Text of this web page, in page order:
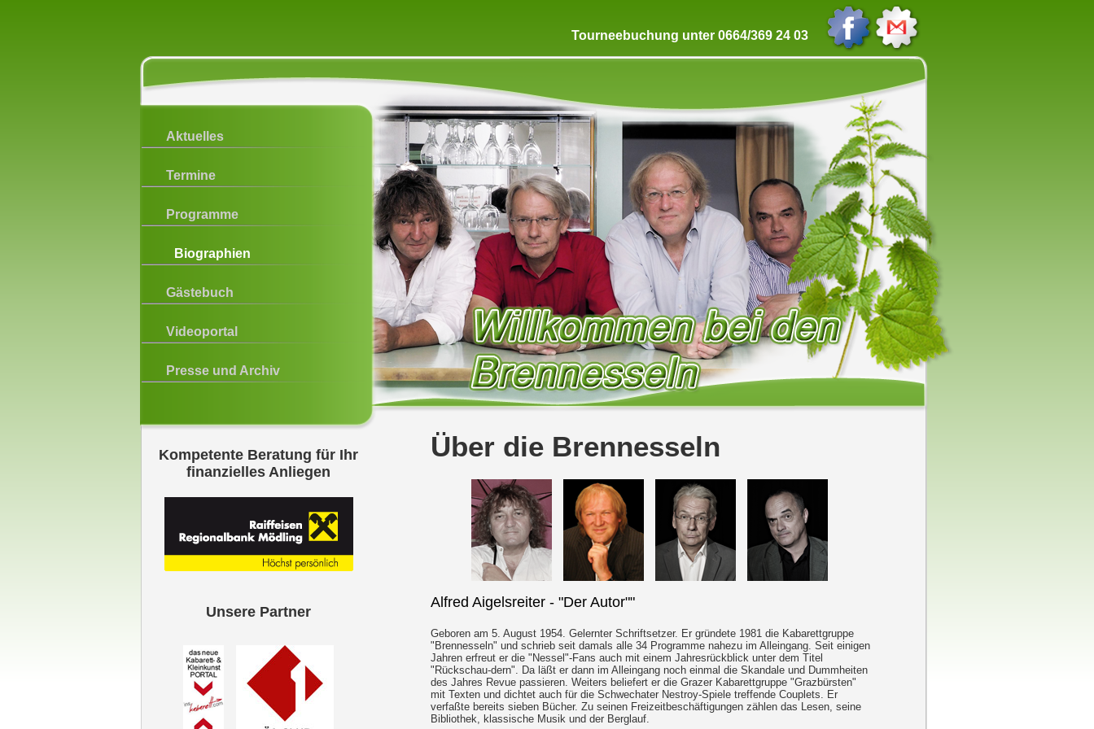
Tourneebuchung unter 0664/369 24 03
Aktuelles
Termine
Programme
Biographien
Gästebuch
Videoportal
Presse und Archiv
Kompetente Beratung für Ihr
finanzielles Anliegen
Unsere Partner
Über die Brennesseln
Alfred Aigelsreiter - "Der Autor""
Geboren am 5. August 1954. Gelernter Schriftsetzer. Er gründete 1981 die Kabarettgruppe
"Brennesseln" und schrieb seit damals alle 34 Programme nahezu im Alleingang. Seit einigen
Jahren erfreut er die "Nessel"-Fans auch mit einem Jahresrückblick unter dem Titel
"Rückschau-dern". Da läßt er dann im Alleingang noch einmal die Skandale und Dummheiten
des Jahres Revue passieren. Weiters beliefert er die Grazer Kabarettgruppe "Grazbürsten"
mit Texten und dichtet auch für die Schwechater Nestroy-Spiele treffende Couplets. Er
verfaßte bereits sieben Bücher. Zu seinen Freizeitbeschäftigungen zählen das Lesen, seine
Bibliothek, klassische Musik und der Berglauf.